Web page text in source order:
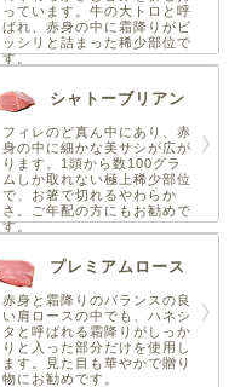
っています。牛の大トロと呼
ばれ、赤身の中に霜降りがビ
ッシリと詰まった稀少部位で
す。
シャトーブリアン
フィレのど真ん中にあり、赤
身の中に細かな美サシが広が
ります。1頭から数100グラ
ムしか取れない極上稀少部位
で、お箸で切れるやわらか
さ。ご年配の方にもお勧めで
す。
プレミアムロース
赤身と霜降りのバランスの良
い肩ロースの中でも、ハネシ
タと呼ばれる霜降りがしっか
りと入った部分だけを使用し
ます。見た目も華やかで贈り
物にお勧めです。